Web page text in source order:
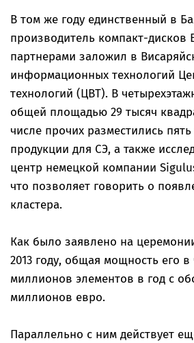
В том же году единственный в
производитель компакт-дисков
партнерами заложил в
информационных технологий
технологий (ЦВТ). В
общей площадью 29 тысяч
числе прочих разместились
продукции для СЭ, а также
центр немецкой компании
что позволяет говорить о
кластера.
Как было заявлено на
2013 году, общая мощность его в
миллионов элементов в год с
миллионов евро.
Параллельно с ним действует